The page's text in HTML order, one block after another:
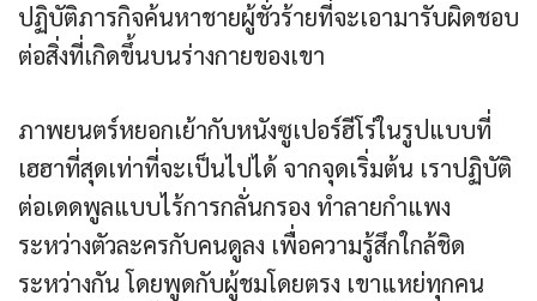
ปฏิบัติภารกิจค้นหาชายผู้ชั่วร้ายที่จะเอามารับผิดชอบ
ต่อสิ่งที่เกิดขึ้นบนร่างกายของเขา
ภาพยนตร์หยอกเย้ากับหนังซูเปอร์ฮีโร่ในรูปแบบที่
เฮฮาที่สุดเท่าที่จะเป็นไปได้ จากจุดเริ่มต้น เราปฏิบัติ
ต่อเดดพูลแบบไร้การกลั่นกรอง ทำลายกำแพง
ระหว่างตัวละครกับคนดูลง เพื่อความรู้สึกใกล้ชิด
ระหว่างกัน โดยพูดกับผู้ชมโดยตรง เขาแหย่ทุกคน